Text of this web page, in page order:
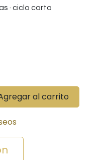
· ciclo corto
al carrito